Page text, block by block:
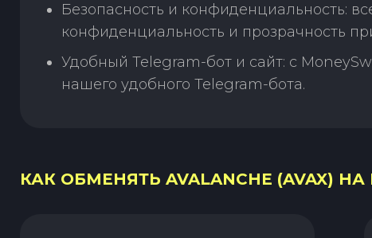
Безопасность и конфиденциальность:
конфиденциальность и прозрачность
Удобный Telegram-бот и сайт: с
нашего удобного Telegram-бота.
КАК ОБМЕНЯТЬ AVALANCHE (AVAX) НА